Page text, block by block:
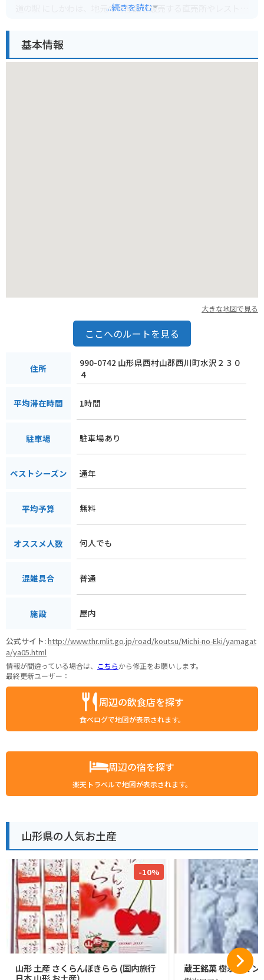
道の駅 にしかわは、地元の特産品を販売する直売所やレストラ
とができます。また、休憩スペースも充実しており、ドライブ
の休憩スポットとしても最適です。
...続きを読む
基本情報
大きな地図で見る
ここへのルートを見る
住所
990-0742 山形県西村山郡西川町水沢２３０
４
平均滞在時間 1時間
駐車場 駐車場あり
ベストシーズン 通年
平均予算 無料
オススメ人数 何人でも
混雑具合 普通
施設 屋内
公式サイト:http://www.thr.mlit.go.jp/road/koutsu/Michi-no-Eki/yamagat
a/ya05.html
情報が間違っている場合は、 こちらから修正をお願いします。
最終更新ユーザー：
周辺の飲食店を探す
食べログで地図が表示されます。
周辺の宿を探す
楽天トラベルで地図が表示されます。
山形県の人気お土産
-10%
山形 土産 さくらんぼきらら (国内旅行
蔵王銘菓 樹氷ロマン